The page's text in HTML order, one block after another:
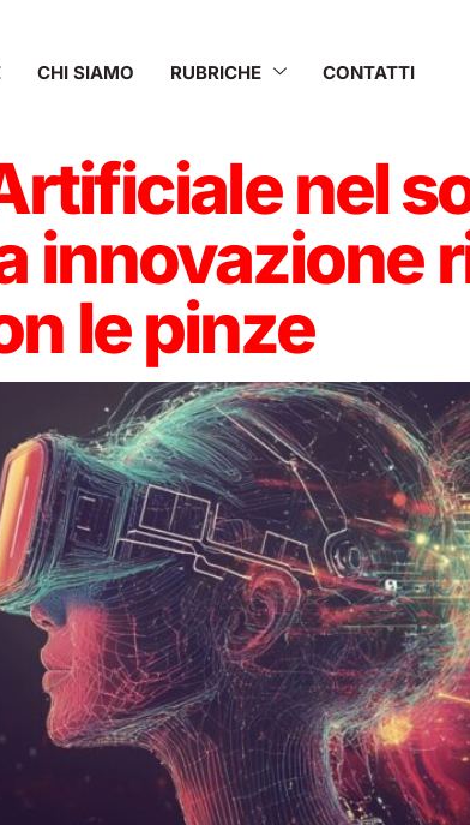
CHI SIAMO RUBRICHE CONTATTI
nel
innovazione
le pinze